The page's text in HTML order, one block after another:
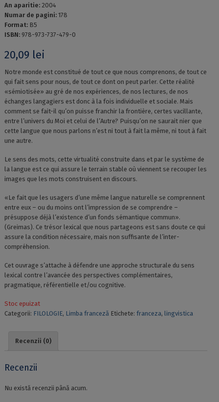
An aparitie: 2004
Numar de pagini: 178
Format: B5
ISBN: 978-973-737-479-0
20,09 lei
Notre monde est constitué de tout ce que nous comprenons, de tout ce
qui fait sens pour nous, de tout ce dont on peut parler. Cette réalité
«sémiotisée» au gré de nos expériences, de nos lectures, de nos
échanges langagiers est donc à la fois individuelle et sociale. Mais
comment se fait-il qu’on puisse franchir la frontière, certes vacillante,
entre l’univers du Moi et celui de l’Autre? Puisqu’on ne saurait nier que
cette langue que nous parlons n’est ni tout à fait la même, ni tout à fait
une autre.
Le sens des mots, cette virtualité construite dans et par le système de
la langue est ce qui assure le terrain stable où viennent se recouper les
images que les mots construisent en discours.
«Le fait que les usagers d’une même langue naturelle se comprennent
entre eux – ou du moins ont l’impression de se comprendre –
présuppose déjà l’existence d’un fonds sémantique commun».
(Greimas). Ce trésor lexical que nous partageons est sans doute ce qui
assure la condition nécessaire, mais non suffisante de l’inter-
compréhension.
Cet ouvrage s’attache à défendre une approche structurale du sens
lexical contre l’avancée des perspectives complémentaires,
pragmatique, référentielle et/ou cognitive.
Stoc epuizat
Categorii: FILOLOGIE, Limba franceză Etichete: franceza, lingvistica
Recenzii (0)
Recenzii
Nu există recenzii până acum.